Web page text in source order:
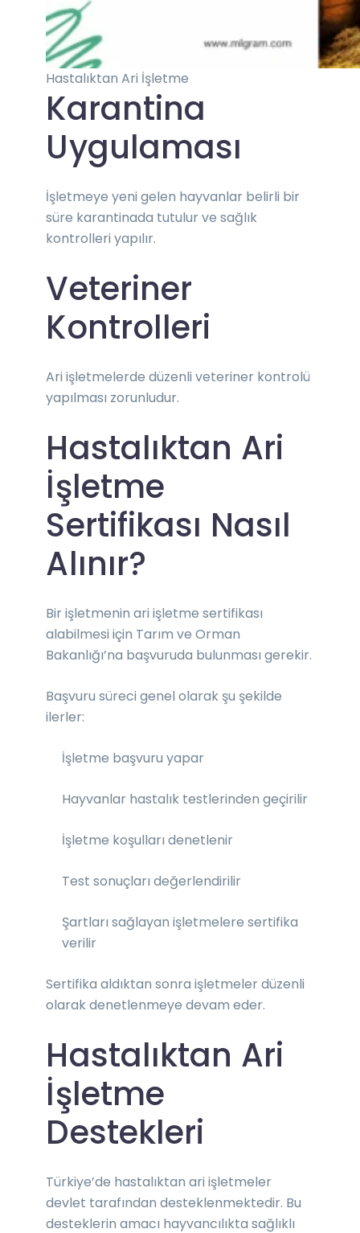
Hastalıktan Ari İşletme
Karantina
Uygulaması
İşletmeye yeni gelen hayvanlar belirli bir
süre karantinada tutulur ve sağlık
kontrolleri yapılır.
Veteriner
Kontrolleri
Ari işletmelerde düzenli veteriner kontrolü
yapılması zorunludur.
Hastalıktan Ari
İşletme
Sertifikası Nasıl
Alınır?
Bir işletmenin ari işletme sertifikası
alabilmesi için Tarım ve Orman
Bakanlığı’na başvuruda bulunması gerekir.
Başvuru süreci genel olarak şu şekilde
ilerler:
İşletme başvuru yapar
Hayvanlar hastalık testlerinden geçirilir
İşletme koşulları denetlenir
Test sonuçları değerlendirilir
Şartları sağlayan işletmelere sertifika
verilir
Sertifika aldıktan sonra işletmeler düzenli
olarak denetlenmeye devam eder.
Hastalıktan Ari
İşletme
Destekleri
Türkiye’de hastalıktan ari işletmeler
devlet tarafından desteklenmektedir. Bu
desteklerin amacı hayvancılıkta sağlıklı